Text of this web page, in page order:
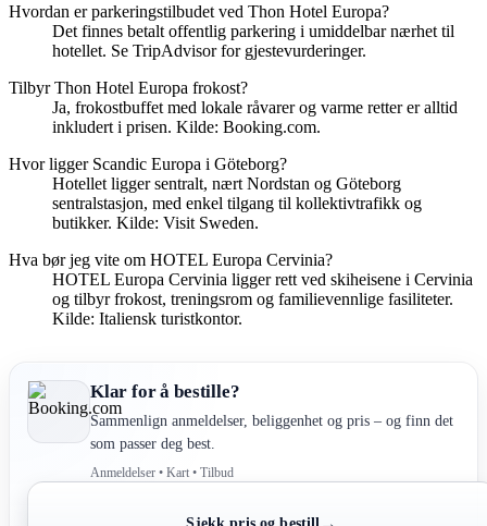
Hvordan er parkeringstilbudet ved Thon Hotel Europa?
Det finnes betalt offentlig parkering i umiddelbar nærhet til
hotellet. Se TripAdvisor for gjestevurderinger.
Tilbyr Thon Hotel Europa frokost?
Ja, frokostbuffet med lokale råvarer og varme retter er alltid
inkludert i prisen. Kilde: Booking.com.
Hvor ligger Scandic Europa i Göteborg?
Hotellet ligger sentralt, nært Nordstan og Göteborg
sentralstasjon, med enkel tilgang til kollektivtrafikk og
butikker. Kilde: Visit Sweden.
Hva bør jeg vite om HOTEL Europa Cervinia?
HOTEL Europa Cervinia ligger rett ved skiheisene i Cervinia
og tilbyr frokost, treningsrom og familievennlige fasiliteter.
Kilde: Italiensk turistkontor.
Klar for å bestille?
Sammenlign anmeldelser, beliggenhet og pris – og finn det
som passer deg best.
Anmeldelser • Kart • Tilbud